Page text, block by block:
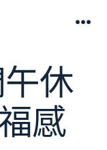
休
感